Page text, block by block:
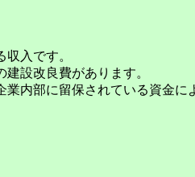
入です。
設改良費があります。
内部に留保されている資金に